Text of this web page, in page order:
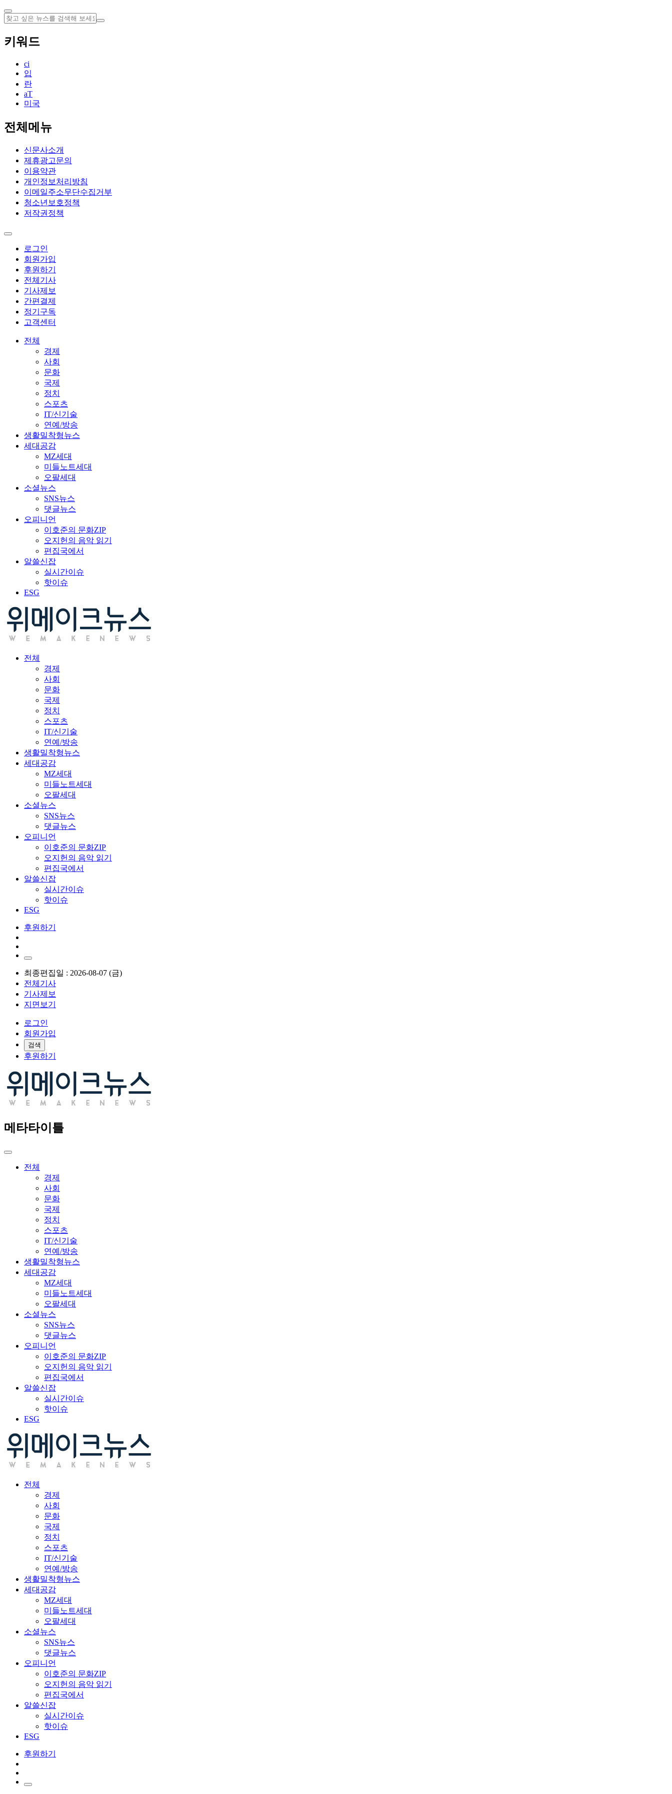
키워드
ci
입
란
aT
미국
전체메뉴
신문사소개
제휴광고문의
이용약관
개인정보처리방침
이메일주소무단수집거부
청소년보호정책
저작권정책
로그인
회원가입
후원하기
전체기사
기사제보
간편결제
정기구독
고객센터
전체
경제
사회
문화
국제
정치
스포츠
IT/신기술
연예/방송
생활밀착형뉴스
세대공감
MZ세대
미들노트세대
오팔세대
소셜뉴스
SNS뉴스
댓글뉴스
오피니언
이호준의 문화ZIP
오지헌의 음악 읽기
편집국에서
알쓸신잡
실시간이슈
핫이슈
ESG
전체
경제
사회
문화
국제
정치
스포츠
IT/신기술
연예/방송
생활밀착형뉴스
세대공감
MZ세대
미들노트세대
오팔세대
소셜뉴스
SNS뉴스
댓글뉴스
오피니언
이호준의 문화ZIP
오지헌의 음악 읽기
편집국에서
알쓸신잡
실시간이슈
핫이슈
ESG
후원하기
최종편집일 : 2026-08-07 (금)
전체기사
기사제보
지면보기
로그인
회원가입
검색
후원하기
메타타이틀
전체
경제
사회
문화
국제
정치
스포츠
IT/신기술
연예/방송
생활밀착형뉴스
세대공감
MZ세대
미들노트세대
오팔세대
소셜뉴스
SNS뉴스
댓글뉴스
오피니언
이호준의 문화ZIP
오지헌의 음악 읽기
편집국에서
알쓸신잡
실시간이슈
핫이슈
ESG
전체
경제
사회
문화
국제
정치
스포츠
IT/신기술
연예/방송
생활밀착형뉴스
세대공감
MZ세대
미들노트세대
오팔세대
소셜뉴스
SNS뉴스
댓글뉴스
오피니언
이호준의 문화ZIP
오지헌의 음악 읽기
편집국에서
알쓸신잡
실시간이슈
핫이슈
ESG
후원하기